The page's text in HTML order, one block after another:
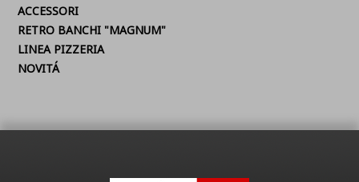
ACCESSORI
RETRO BANCHI "MAGNUM"
LINEA PIZZERIA
NOVITÁ